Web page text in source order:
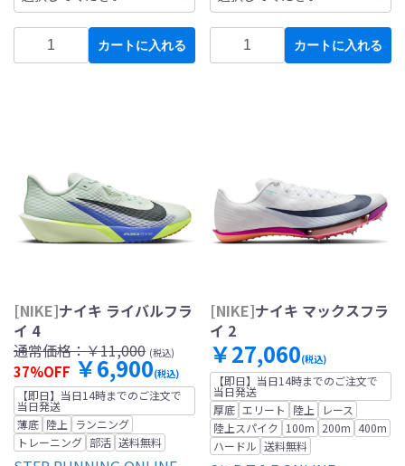
カートに入れる カートに入れる
[NIKE]ナイキ ライバルフラ
イ 4
通常価格：￥11,000 (税込)
37%OFF ￥6,900(税込)
【即日】当日14時までのご注文で
当日発送
薄底 陸上
ランニング
トレーニング 部活 送料無料
[NIKE]ナイキ マックスフラ
イ 2
￥27,060(税込)
【即日】当日14時までのご注文で
当日発送
厚底 エリート 陸上
レース
陸上スパイク 100m 200m 400m
ハードル 送料無料